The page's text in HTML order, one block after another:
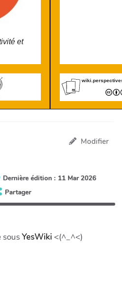
et
Modifier
Dernière édition : 11 Mar 2026
Partager
sousYesWiki <(^_^<)